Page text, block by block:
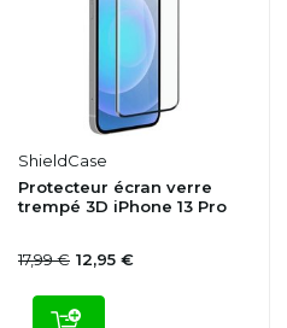
ShieldCase
Protecteur écran verre
trempé 3D iPhone 13 Pro
17,99 € 12,95 €